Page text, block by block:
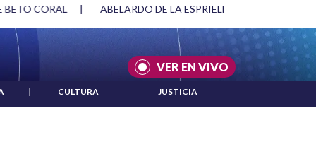
Y DMG ACUERDOS ENTRE ESTADOS UNIDOS E
VER EN VIVO
| CULTURA | JUSTICIA